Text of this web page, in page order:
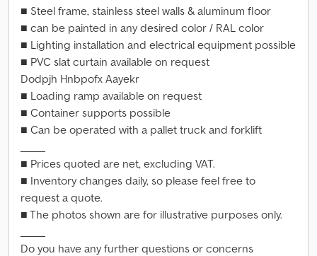
■ Steel frame, stainless steel walls & aluminum floor
■ can be painted in any desired color / RAL color
■ Lighting installation and electrical equipment possible
■ PVC slat curtain available on request
Dodpjh Hnbpofx Aayekr
■ Loading ramp available on request
■ Container supports possible
■ Can be operated with a pallet truck and forklift
■ Prices quoted are net, excluding VAT.
■ Inventory changes daily, so please feel free to
request a quote.
■ The photos shown are for illustrative purposes only.
Do you have any further questions or concerns